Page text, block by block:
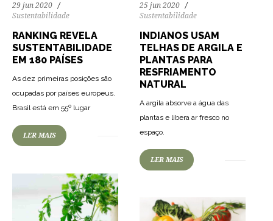
29 jun 2020
Sustentabilidade
RANKING REVELA
SUSTENTABILIDADE
EM 180 PAÍSES
As dez primeiras posições são
ocupadas por países europeus.
Brasil está em 55º lugar
LER MAIS
25 jun 2020
Sustentabilidade
INDIANOS USAM
TELHAS DE ARGILA E
PLANTAS PARA
RESFRIAMENTO
NATURAL
A argila absorve a água das
plantas e libera ar fresco no
espaço.
LER MAIS